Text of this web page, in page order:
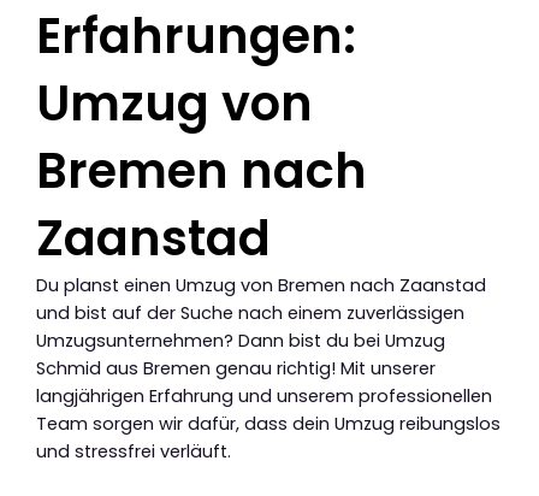
Erfahrungen:
Umzug von
Bremen nach
Zaanstad
Du planst einen Umzug von Bremen nach Zaanstad
und bist auf der Suche nach einem zuverlässigen
Umzugsunternehmen? Dann bist du bei Umzug
Schmid aus Bremen genau richtig! Mit unserer
langjährigen Erfahrung und unserem professionellen
Team sorgen wir dafür, dass dein Umzug reibungslos
und stressfrei verläuft.